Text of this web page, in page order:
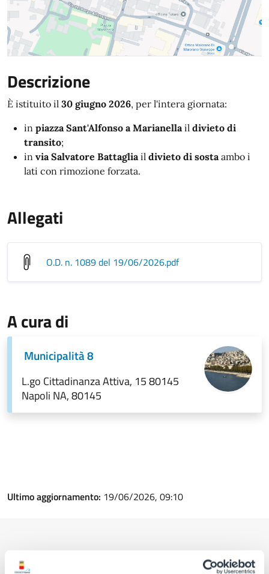
Descrizione
È istituito il 30 giugno 2026, per l'intera giornata:
in piazza Sant'Alfonso a Marianellail divieto di
transito;
in via Salvatore Battagliail divieto di sostaambo i
lati con rimozione forzata.
Allegati
O.D. n. 1089 del 19/06/2026.pdf
A cura di
Municipalità 8
L.go Cittadinanza Attiva, 15 80145
Napoli NA, 80145
Ultimo aggiornamento: 19/06/2026, 09:10